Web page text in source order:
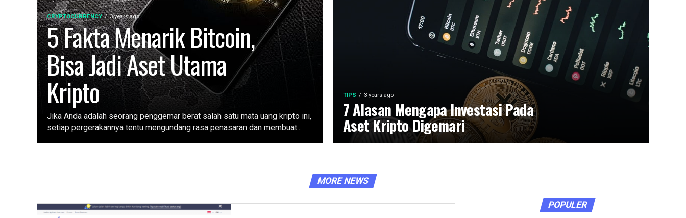
CRYPTOCURRENCY 3 years ago
5 Fakta Menarik Bitcoin,
Bisa Jadi Aset Utama
Kripto
Jika Anda adalah seorang penggemar berat salah satu mata uang kripto ini,
setiap pergerakannya tentu mengundang rasa penasaran dan membuat...
TIPS 3 years ago
7 Alasan Mengapa Investasi Pada
Aset Kripto Digemari
MORE NEWS
POPULER